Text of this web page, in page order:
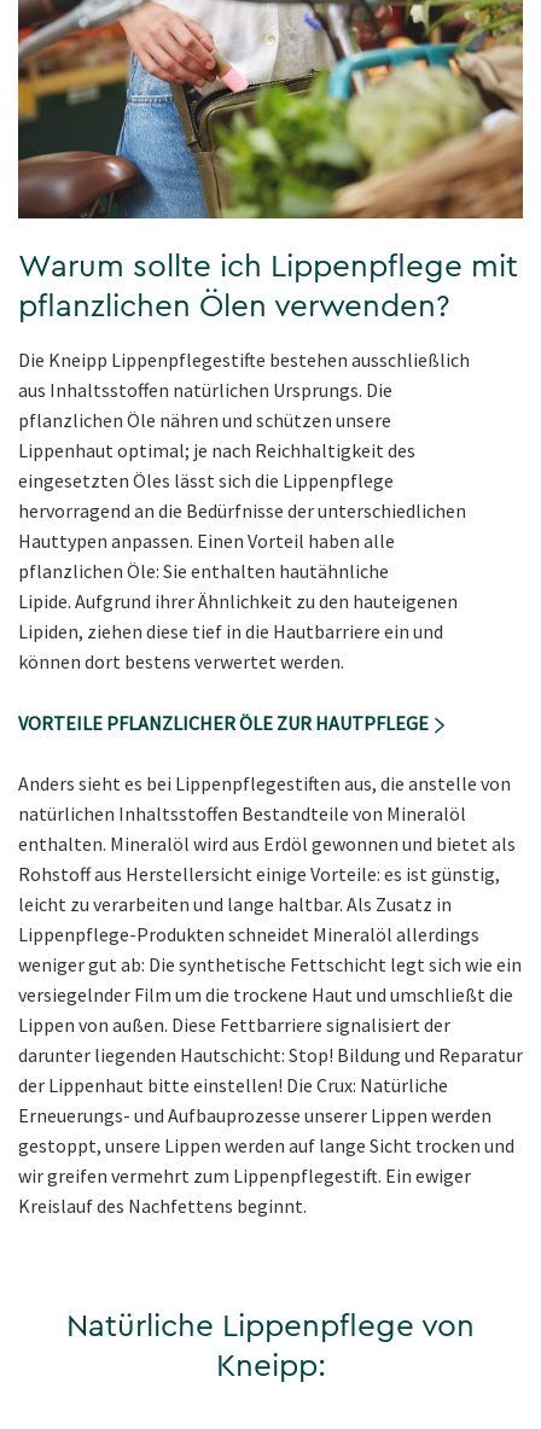
Warum sollte ich Lippenpflege mit
pflanzlichen Ölen verwenden?
Die Kneipp Lippenpflegestifte bestehen ausschließlich
aus Inhaltsstoffen natürlichen Ursprungs. Die
pflanzlichen Öle nähren und schützen unsere
Lippenhaut optimal; je nach Reichhaltigkeit des
eingesetzten Öles lässt sich die Lippenpflege
hervorragend an die Bedürfnisse der unterschiedlichen
Hauttypen anpassen. Einen Vorteil haben alle
pflanzlichen Öle: Sie enthalten hautähnliche
Lipide. Aufgrund ihrer Ähnlichkeit zu den hauteigenen
Lipiden, ziehen diese tief in die Hautbarriere ein und
können dort bestens verwertet werden.
VORTEILE PFLANZLICHER ÖLE ZUR HAUTPFLEGE
Anders sieht es bei Lippenpflegestiften aus, die anstelle von
natürlichen Inhaltsstoffen Bestandteile von Mineralöl
enthalten. Mineralöl wird aus Erdöl gewonnen und bietet als
Rohstoff aus Herstellersicht einige Vorteile: es ist günstig,
leicht zu verarbeiten und lange haltbar. Als Zusatz in
Lippenpflege-Produkten schneidet Mineralöl allerdings
weniger gut ab: Die synthetische Fettschicht legt sich wie ein
versiegelnder Film um die trockene Haut und umschließt die
Lippen von außen. Diese Fettbarriere signalisiert der
darunter liegenden Hautschicht: Stop! Bildung und Reparatur
der Lippenhaut bitte einstellen! Die Crux: Natürliche
Erneuerungs- und Aufbauprozesse unserer Lippen werden
gestoppt, unsere Lippen werden auf lange Sicht trocken und
wir greifen vermehrt zum Lippenpflegestift. Ein ewiger
Kreislauf des Nachfettens beginnt.
Natürliche Lippenpflege von
Kneipp: